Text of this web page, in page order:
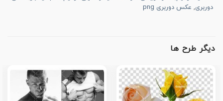
دوربری, عکس دوربری png
دیگر طرح ها